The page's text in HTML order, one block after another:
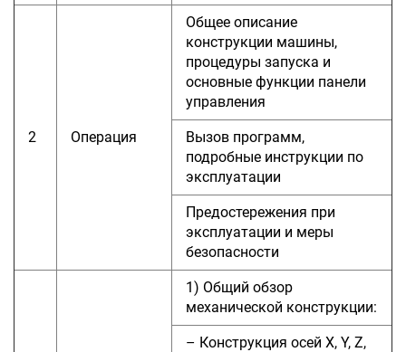
2 Операция
Общее описание
конструкции машины,
процедуры запуска и
основные функции панели
управления
Вызов программ,
подробные инструкции по
эксплуатации
Предостережения при
эксплуатации и меры
безопасности
1) Общий обзор
механической конструкции:
– Конструкция осей X, Y, Z,